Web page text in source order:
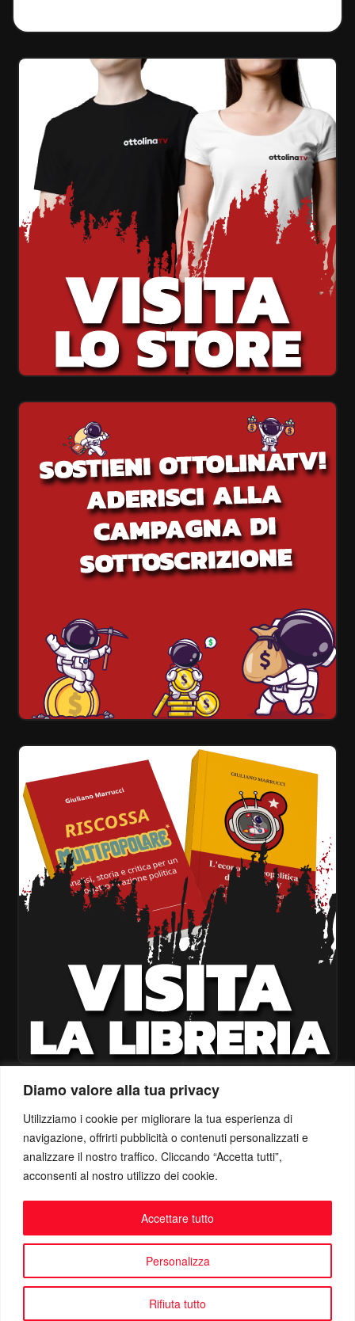
Diamo valore alla tua privacy
Utilizziamo i cookie per migliorare la tua esperienza di
navigazione, offrirti pubblicità o contenuti personalizzati e
analizzare il nostro traffico. Cliccando “Accetta tutti”,
acconsenti al nostro utilizzo dei cookie.
Personalizza
Rifiuta tutto
Accettare tutto